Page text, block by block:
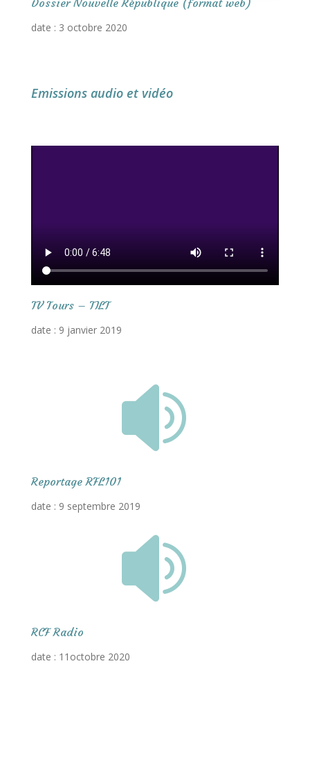
Dossier Nouvelle République (format web)
date : 3 octobre 2020
Emissions audio et vidéo
TV Tours – TILT
date : 9 janvier 2019

Reportage RFL101
date : 9 septembre 2019

RCF Radio
date : 11octobre 2020